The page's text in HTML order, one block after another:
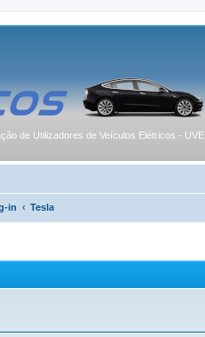
de Utilizadores de Veículos Elétricos - UVE
in Tesla